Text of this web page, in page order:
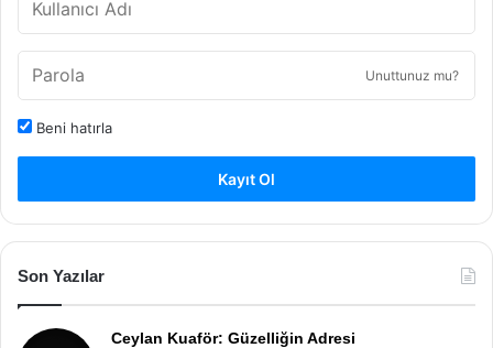
Unuttunuz mu?
Beni hatırla
Kayıt Ol
Son Yazılar
Ceylan Kuaför: Güzelliğin Adresi